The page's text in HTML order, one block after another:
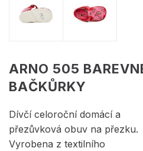
ARNO 505
BAČKŮRKY
Dívčí celoroční domácí a
přezůvková obuv na přezku.
Vyrobena z textilního